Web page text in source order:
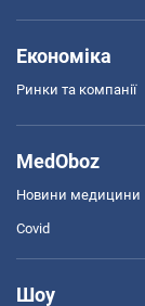
Економіка
Ринки та компанії
MedOboz
Новини медицини
Covid
Шоу